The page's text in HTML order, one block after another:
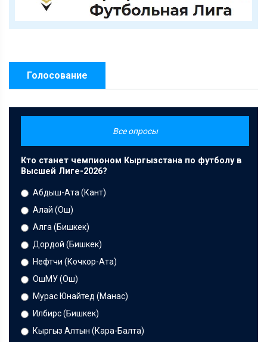
Голосование
Все опросы
Кто станет чемпионом Кыргызстана по футболу в
Высшей Лиге-2026?
Абдыш-Ата (Кант)
Алай (Ош)
Алга (Бишкек)
Дордой (Бишкек)
Нефтчи (Кочкор-Ата)
ОшМУ (Ош)
Мурас Юнайтед (Манас)
Илбирс (Бишкек)
Кыргыз Алтын (Кара-Балта)